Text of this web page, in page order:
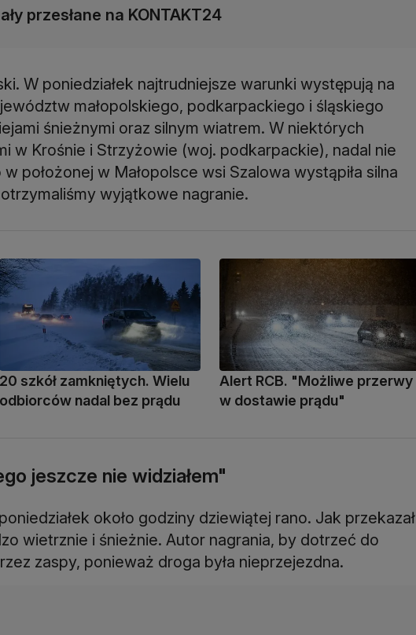
przesłane na KONTAKT24
W poniedziałek najtrudniejsze warunki występują na
małopolskiego, podkarpackiego i śląskiego
śnieżnymi oraz silnym wiatrem. W niektórych
w Krośnie i Strzyżowie (woj. podkarpackie), nadal nie
położonej w Małopolsce wsi Szalowa wystąpiła silna
wyjątkowe nagranie.
20 szkół zamkniętych. Wielu
odbiorców nadal bez prądu
Alert RCB. "Możliwe przerwy
w dostawie prądu"
jeszcze nie widziałem"
około godziny dziewiątej rano. Jak przekazał
wietrznie i śnieżnie. Autor nagrania, by dotrzeć do
zaspy, ponieważ droga była nieprzejezdna.